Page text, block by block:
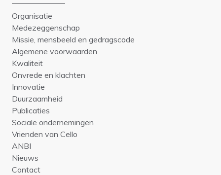
Organisatie
Medezeggenschap
Missie, mensbeeld en gedragscode
Algemene voorwaarden
Kwaliteit
Onvrede en klachten
Innovatie
Duurzaamheid
Publicaties
Sociale ondernemingen
Vrienden van Cello
ANBI
Nieuws
Contact